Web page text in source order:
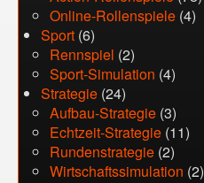
Online-Rollenspiele (4)
Sport (6)
Rennspiel (2)
Sport-Simulation (4)
Strategie (24)
Aufbau-Strategie (3)
Echtzeit-Strategie (11)
Rundenstrategie (2)
Wirtschaftssimulation (2)